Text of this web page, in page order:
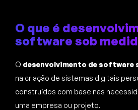
O que é
software sob
O desenvolvimento de software
na criação de sistemas digitais
construídos com base nas
uma empresa ou projeto.